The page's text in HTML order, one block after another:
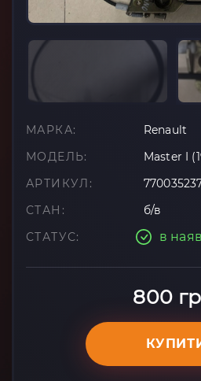
МАРКА:
Renault
МОДЕЛЬ:
Master I
АРТИКУЛ:
СТАН:
б/в
СТАТУС:
в
800